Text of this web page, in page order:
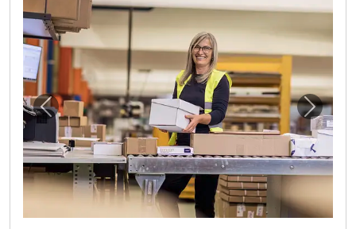
Vorheriges Bild für "Von der Einlagerung